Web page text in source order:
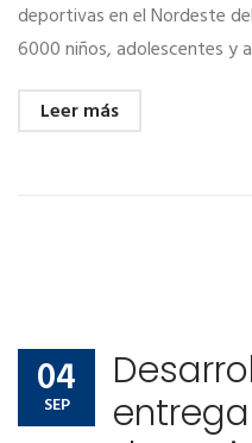
deportivas en el Nordeste
6000 niños, adolescentes y
Leer más
04
SEP